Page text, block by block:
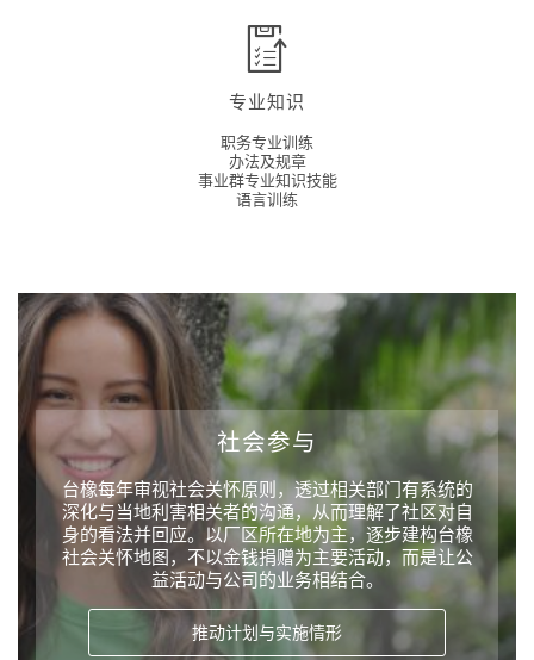
专业知识
职务专业训练
办法及规章
事业群专业知识技能
语言训练
社会参与
台橡每年审视社会关怀原则，透过相关部门有系统的
深化与当地利害相关者的沟通，从而理解了社区对自
身的看法并回应。以厂区所在地为主，逐步建构台橡
社会关怀地图，不以金钱捐赠为主要活动，而是让公
益活动与公司的业务相结合。
推动计划与实施情形